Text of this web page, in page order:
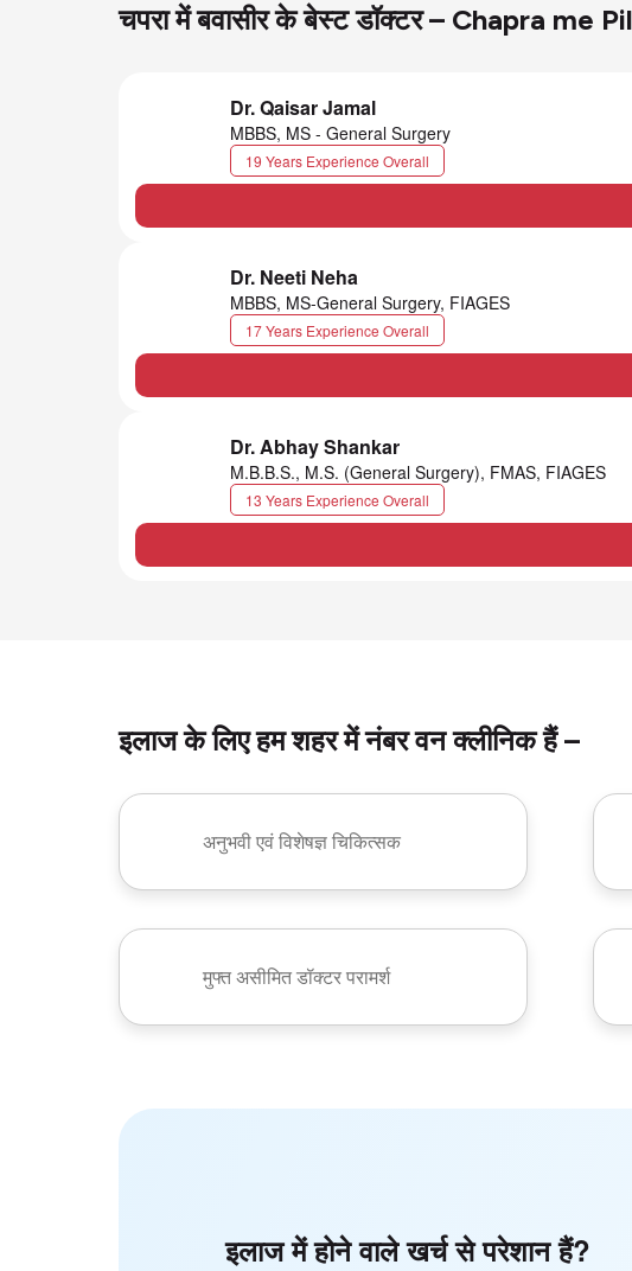
चपरा में बवासीर के बेस्ट डॉक्टर – Chapra
Dr. Qaisar Jamal
MBBS, MS - General Surgery
19 Years Experience Overall
Dr. Neeti Neha
MBBS, MS-General Surgery, FIAGES
17 Years Experience Overall
Dr. Abhay Shankar
M.B.B.S., M.S. (General Surgery), FMAS, FIAGES
13 Years Experience Overall
इलाज के लिए हम शहर में नंबर वन क्लीनिक हैं –
अनुभवी एवं विशेषज्ञ चिकित्सक
मुफ्त असीमित डॉक्टर परामर्श
इलाज में होने वाले खर्च से परेशान हैं?